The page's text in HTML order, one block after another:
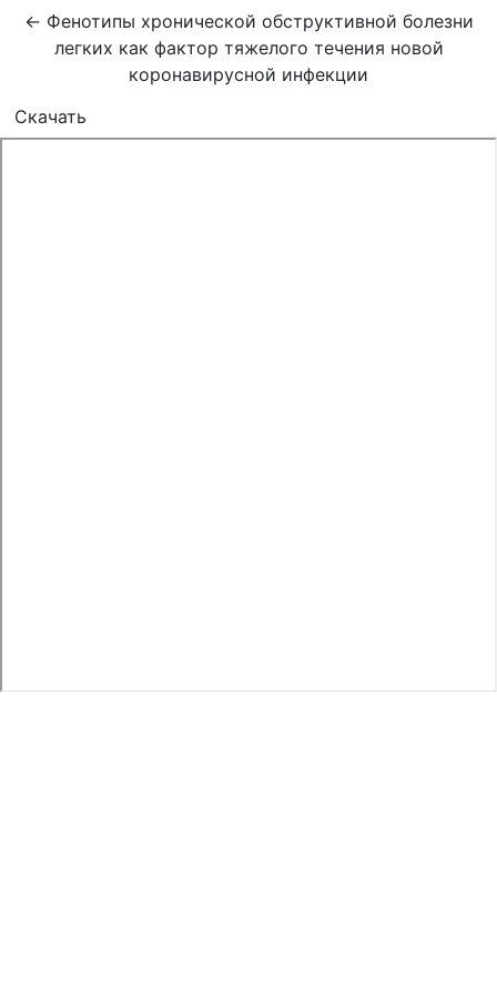
← Вернуться к Подробностям о статье
Фенотипы хронической обструктивной болезни
легких как фактор тяжелого течения новой
коронавирусной инфекции
Скачать